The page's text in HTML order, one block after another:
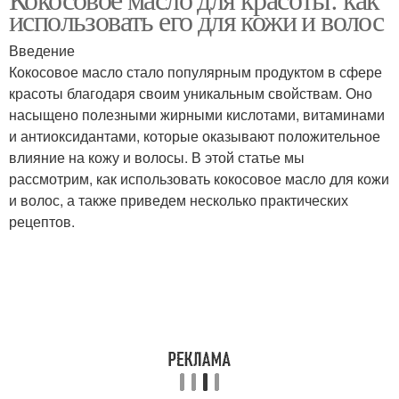
Масло для ухода Масло для удаления
Масло для здоровья
Масло для
приготовления
использовать его для кожи и волос
Введение
Кокосовое масло стало популярным продуктом в сфере
красоты благодаря своим уникальным свойствам. Оно
насыщено полезными жирными кислотами, витаминами
и антиоксидантами, которые оказывают положительное
влияние на кожу и волосы. В этой статье мы
рассмотрим, как использовать кокосовое масло для кожи
и волос, а также приведем несколько практических
рецептов.